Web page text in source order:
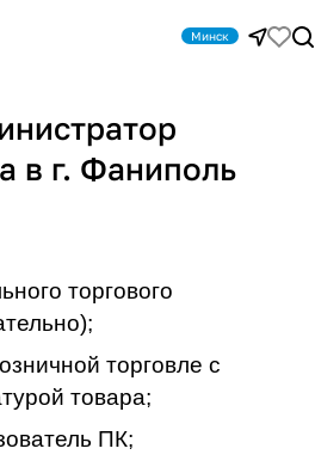
Минск
в г. Фаниполь
торгового
торговле с
товара;
ПК;